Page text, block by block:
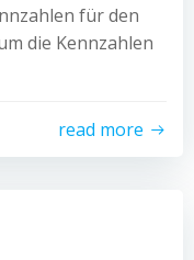
für den
die Kennzahlen
read more